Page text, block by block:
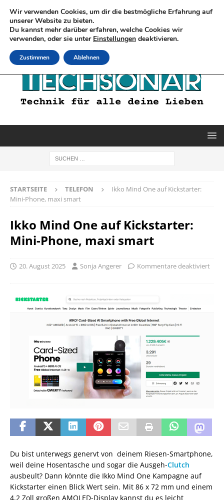
STARTSEITE TELEFON
Ikko Mind One auf Kickstarter:
Mini-Phone, maxi smart
Ikko Mind One auf Kickstarter:
Mini-Phone, maxi smart
20. August 2025 Sonja Angerer Kommentare deaktiviert
Du bist unterwegs genervt von deinem Riesen-Smartphone,
weil deine Hosentasche und sogar die Ausgeh-Clutch
ausbeult? Dann könnte die Ikko Mind One Kampagne auf
Kickstarter einen Blick Wert sein. Mit 86 x 72 mm und einem
4,2 Zoll großen AMOLED-Display kannst du es leicht
Wir verwenden Cookies, um dir die bestmögliche Erfahrung auf
unserer Website zu bieten.
Du kannst mehr darüber erfahren, welche Cookies wir
verwenden, oder sie unter Einstellungen deaktivieren.
Zustimmen Ablehnen